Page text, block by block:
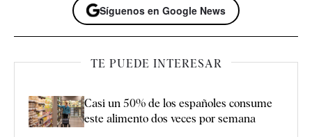
Síguenos en Google News
TE PUEDE INTERESAR
Casi un 50% de los españoles consume
este alimento dos veces por semana